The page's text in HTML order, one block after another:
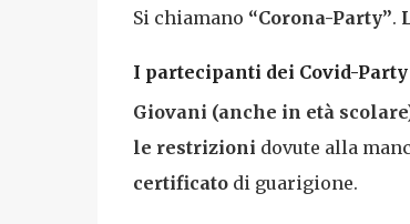
Si chiamano “Corona-Party”.
I partecipanti dei Covid-
Giovani (anche in età
le restrizioni dovute alla
certificatodi guarigione.